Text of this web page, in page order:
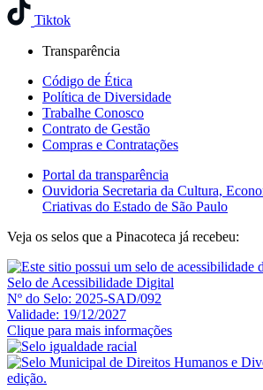
Tiktok
Transparência
Código de Ética
Política de Diversidade
Trabalhe Conosco
Contrato de Gestão
Compras e Contratações
Portal da transparência
Ouvidoria Secretaria da Cultura,
Criativas do Estado de São Paulo
Veja os selos que a Pinacoteca já recebeu:
Selo de Acessibilidade Digital
Nº do Selo: 2025-SAD/092
Validade: 19/12/2027
Clique para mais informações